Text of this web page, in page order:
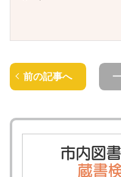
前の記事へ
市内図
蔵書